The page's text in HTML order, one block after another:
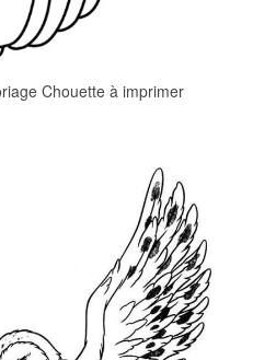
Chouette à imprimer